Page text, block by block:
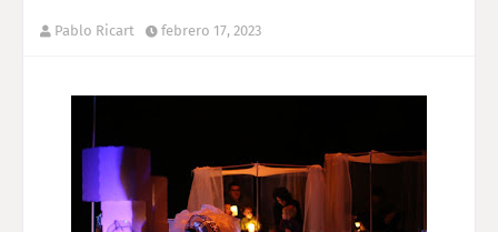
Pablo Ricart febrero 17, 2023